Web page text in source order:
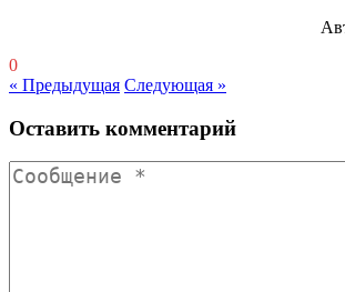
0
« Предыдущая Следующая »
Оставить комментарий